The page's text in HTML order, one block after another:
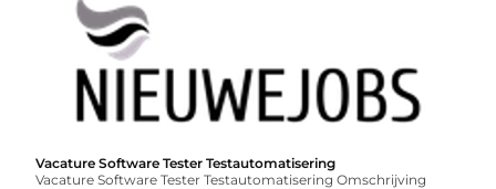
Vacature Software Tester Testautomatisering
Vacature Software Tester Testautomatisering Omschrijving